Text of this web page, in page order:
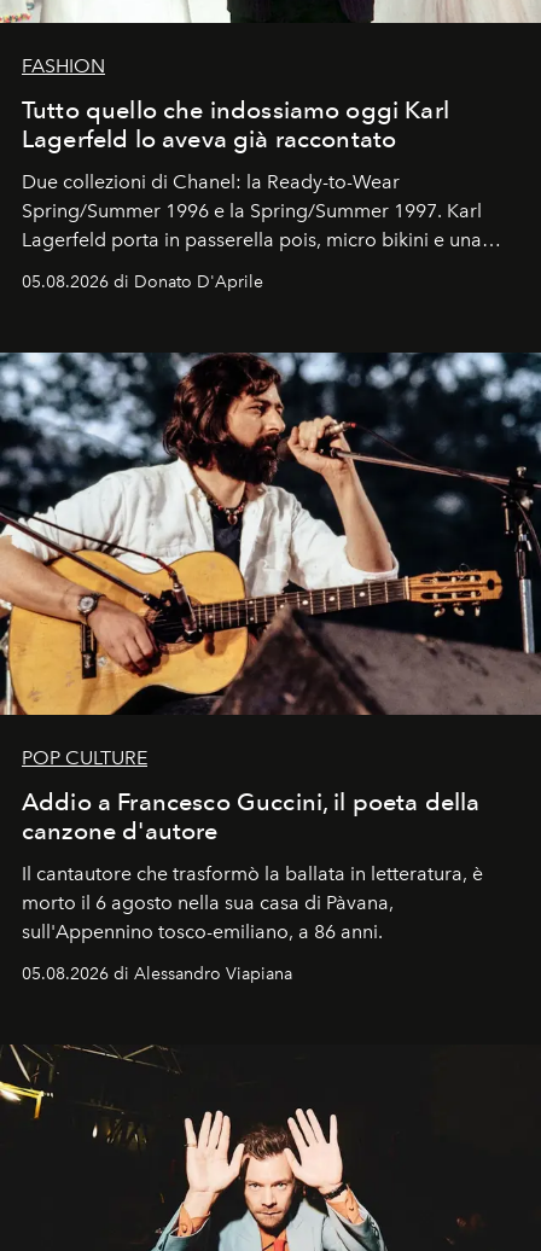
FASHION
Tutto quello che indossiamo oggi Karl
Lagerfeld lo aveva già raccontato
Due collezioni di Chanel: la Ready-to-Wear
Spring/Summer 1996 e la Spring/Summer 1997. Karl
Lagerfeld porta in passerella pois, micro bikini e una
logomania pensata per la spiaggia
Kate, Claudia e Carla una dietro l'altra. Trent'anni dopo,
uno dei documenti più contemporanei che abbiamo.
05.08.2026 di Donato D'Aprile
POP CULTURE
Addio a Francesco Guccini, il poeta della
canzone d'autore
Il cantautore che trasformò la ballata in letteratura, è
morto il 6 agosto nella sua casa di Pàvana,
sull'Appennino tosco-emiliano, a 86 anni.
05.08.2026 di Alessandro Viapiana